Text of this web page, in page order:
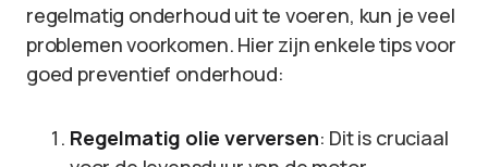
regelmatig onderhoud uit te voeren, kun je veel
problemen voorkomen. Hier zijn enkele tips voor
goed preventief onderhoud:
Regelmatig olie verversen: Dit is cruciaal